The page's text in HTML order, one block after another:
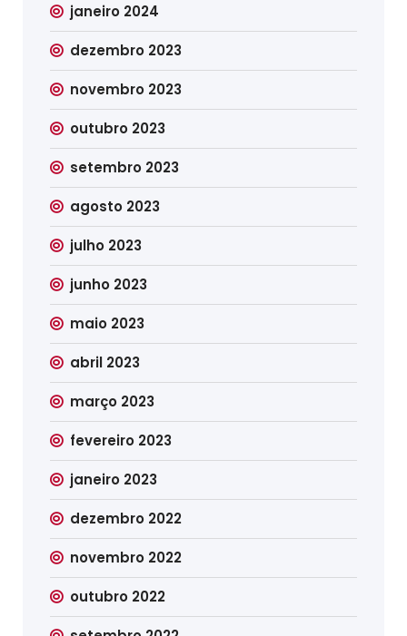
janeiro 2024
dezembro 2023
novembro 2023
outubro 2023
setembro 2023
agosto 2023
julho 2023
junho 2023
maio 2023
abril 2023
março 2023
fevereiro 2023
janeiro 2023
dezembro 2022
novembro 2022
outubro 2022